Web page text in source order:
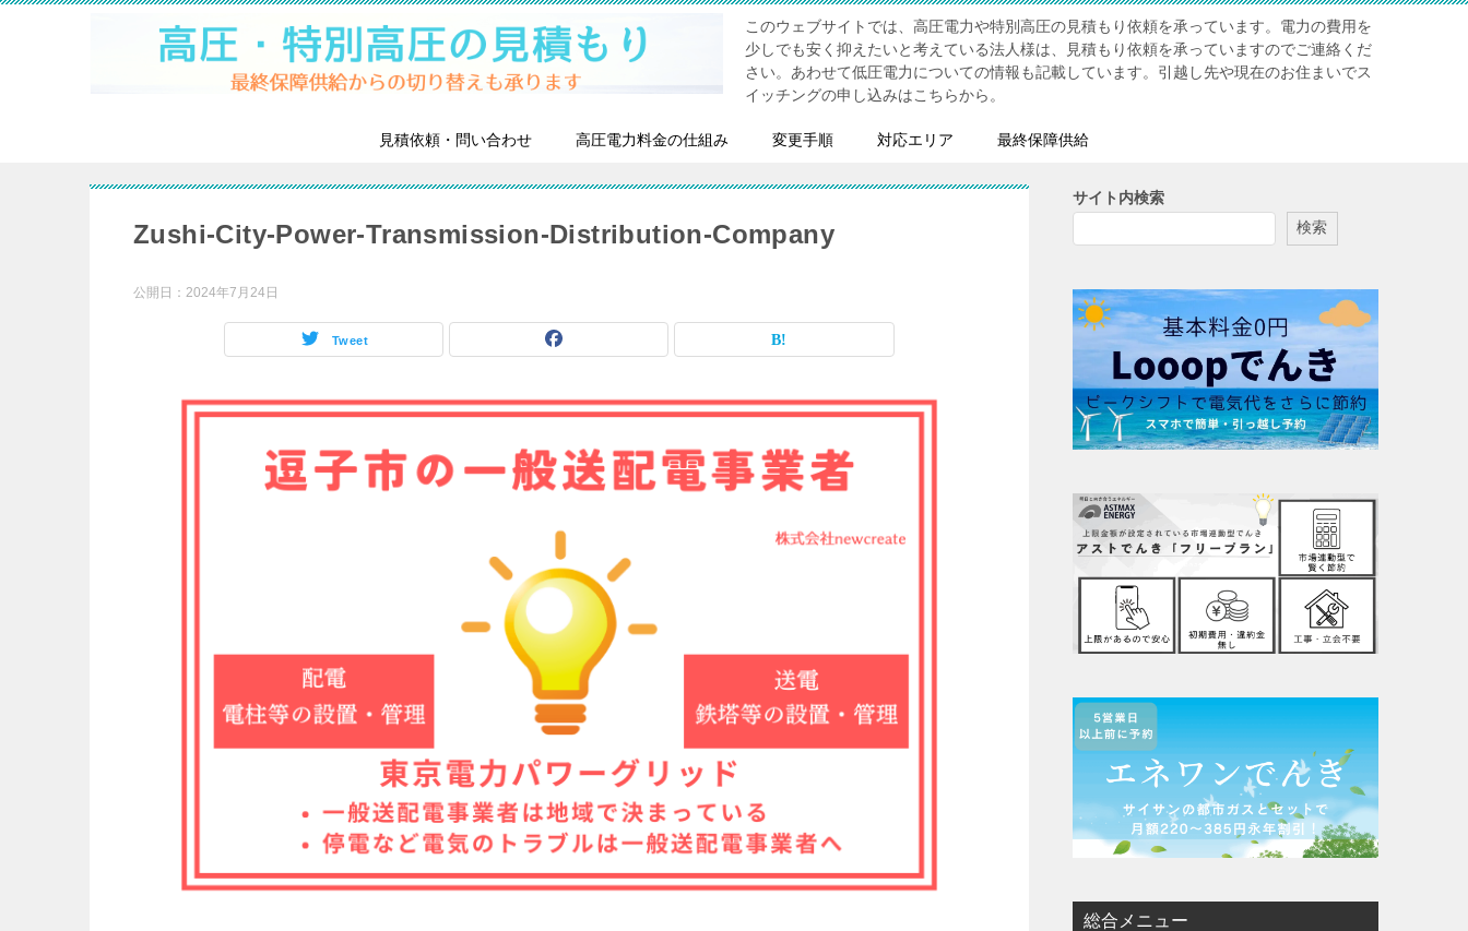
このウェブサイトでは、高圧電力や特別高圧の見積もり依頼を承っています。電力の費用を
少しでも安く抑えたいと考えている法人様は、見積もり依頼を承っていますのでご連絡くだ
さい。あわせて低圧電力についての情報も記載しています。引越し先や現在のお住まいでス
イッチングの申し込みはこちらから。
見積依頼・問い合わせ 高圧電力料金の仕組み 変更手順 対応エリア 最終保障供給
Zushi-City-Power-Transmission-Distribution-Company
公開日： 2024年7月24日
Tweet
サイト内検索
検索
総合メニュー